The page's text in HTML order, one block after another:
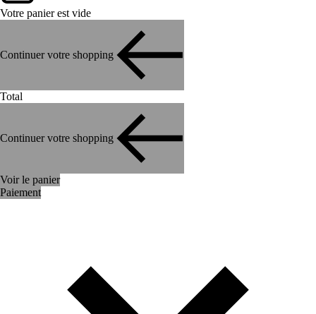
Votre panier est vide
Continuer votre shopping
Total
Continuer votre shopping
Voir le panier
Paiement